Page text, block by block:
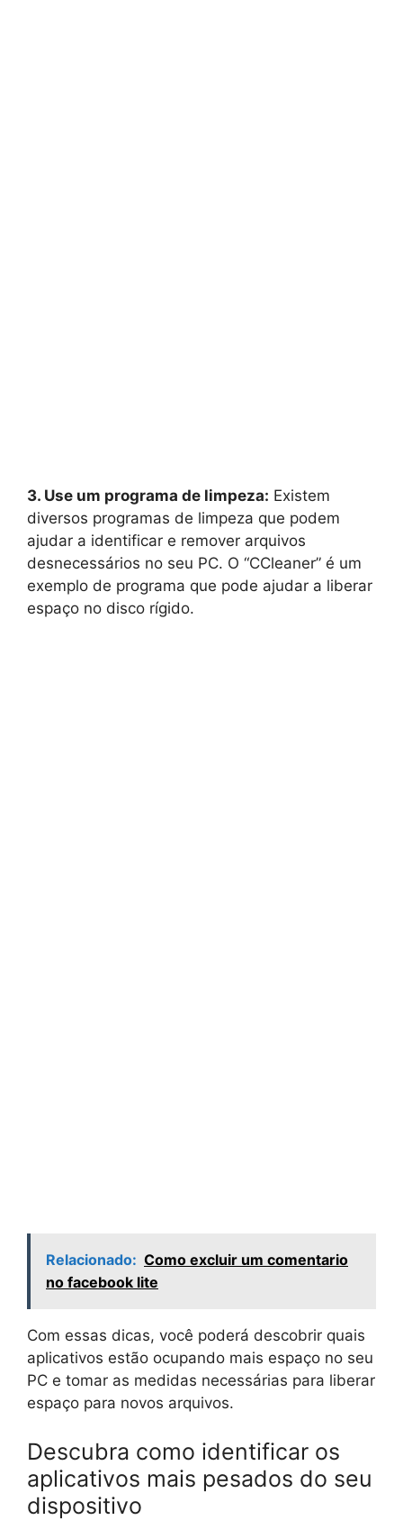
3. Use um programa de limpeza: Existem
diversos programas de limpeza que podem
ajudar a identificar e remover arquivos
desnecessários no seu PC. O “CCleaner” é um
exemplo de programa que pode ajudar a liberar
espaço no disco rígido.
Relacionado: Como excluir um comentario
no facebook lite
Com essas dicas, você poderá descobrir quais
aplicativos estão ocupando mais espaço no seu
PC e tomar as medidas necessárias para liberar
espaço para novos arquivos.
Descubra como identificar os
aplicativos mais pesados do seu
dispositivo